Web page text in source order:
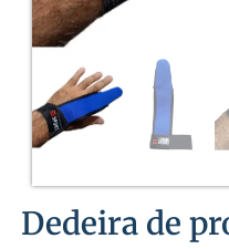
Dedeira de